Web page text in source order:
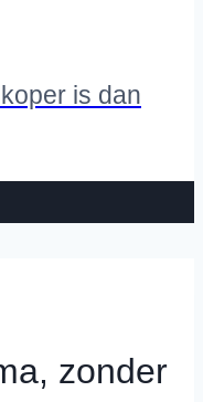
is dan
zonder